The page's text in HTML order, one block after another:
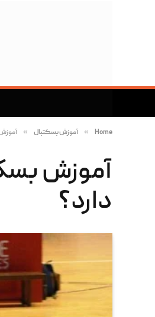
Home
» آموزش بسکتبال »
آموزش
دارد؟